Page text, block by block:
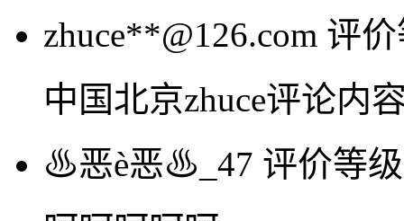
zhuce**@126.com 评
中国北京zhuce评论内
♨恶è恶♨_47 评价等